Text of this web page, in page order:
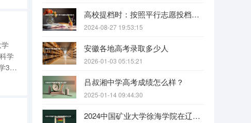
学
3、
高校提档时：按照平行志愿投档的批次，调档比例原则上控制在105%以内。请问这句话是什么意思呢？
2024-08-27 19:53:15
安徽各地高考录取多少人
2026-01-03 05:15:21
吕叔湘中学高考成绩怎么样？
2025-01-14 09:44:30
2024中国矿业大学徐海学院在辽宁招生招生情况怎么样